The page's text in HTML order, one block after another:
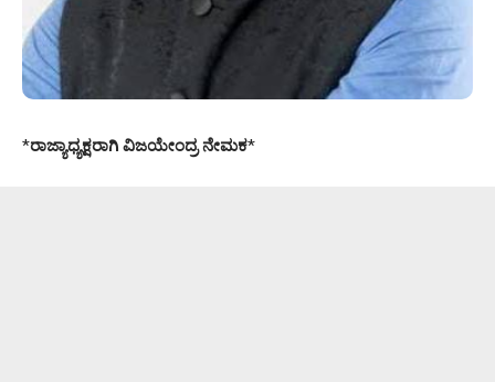
*ರಾಜ್ಯಾಧ್ಯಕ್ಷರಾಗಿ ವಿಜಯೇಂದ್ರ ನೇಮಕ*